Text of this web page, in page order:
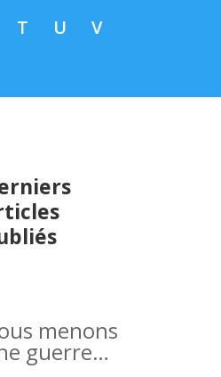
T U
V
menons
guerre…